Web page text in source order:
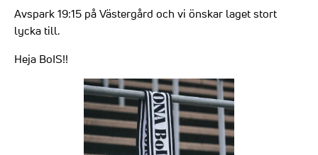
Avspark 19:15 på Västergård och vi önskar laget stort
lycka till.
Heja BoIS!!